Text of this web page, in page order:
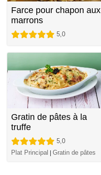
Farce pour chapon aux
marrons
5,0
Gratin de pâtes à la
truffe
5,0
Plat Principal
Gratin de pâtes